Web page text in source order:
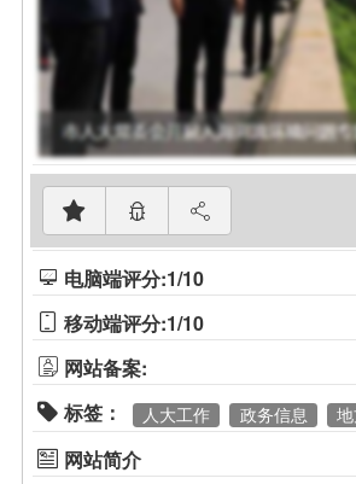
电脑端评分:1/10
移动端评分:1/10
网站备案:
标签：
人大工作 政务信息
网站简介